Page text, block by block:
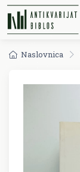
Naslovnica